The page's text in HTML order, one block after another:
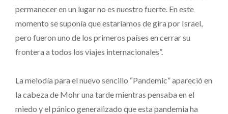
permanecer en un lugar no es nuestro fuerte. En este
momento se suponía que estaríamos de gira por Israel,
pero fueron uno de los primeros países en cerrar su
frontera a todos los viajes internacionales”.
La melodía para el nuevo sencillo “Pandemic” apareció en
la cabeza de Mohr una tarde mientras pensaba en el
miedo y el pánico generalizado que esta pandemia ha